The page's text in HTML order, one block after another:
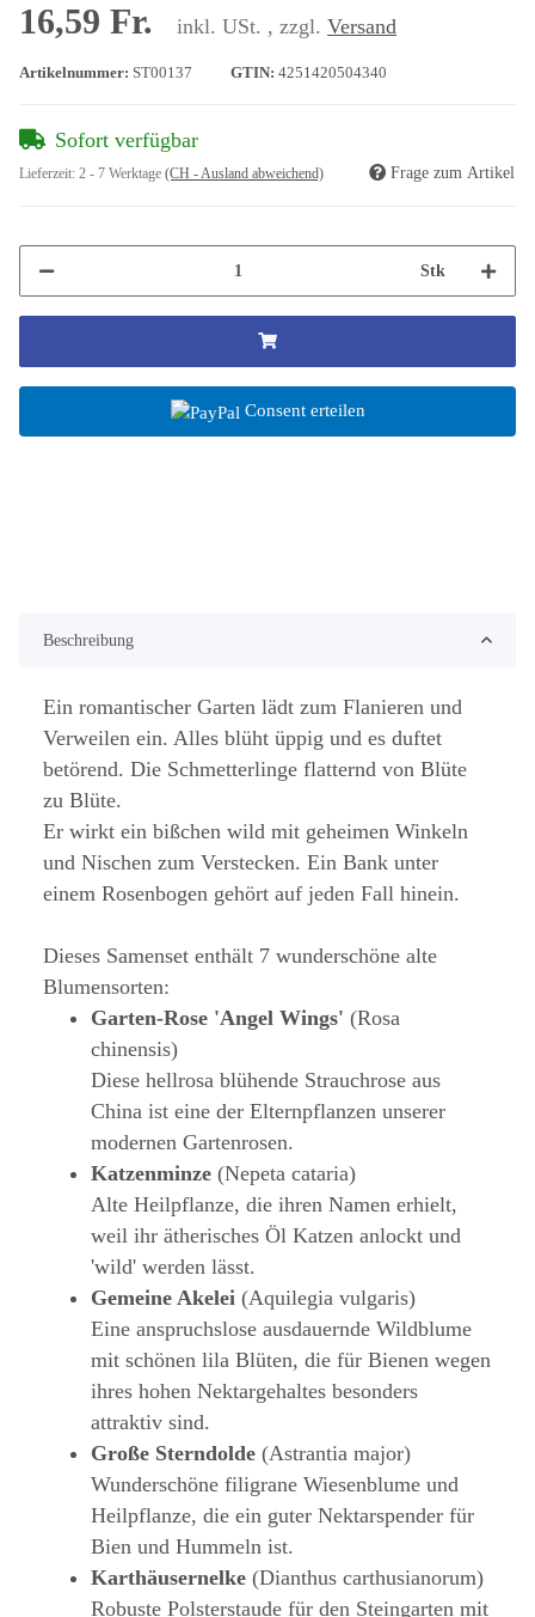
16,59 Fr. inkl. USt. , zzgl. Versand
Artikelnummer: ST00137 GTIN: 4251420504340
Sofort verfügbar
Lieferzeit: 2 - 7 Werktage (CH - Ausland abweichend) Frage zum Artikel
Stk
Consent erteilen
Beschreibung
Ein romantischer Garten lädt zum Flanieren und
Verweilen ein. Alles blüht üppig und es duftet
betörend. Die Schmetterlinge flatternd von Blüte
zu Blüte.
Er wirkt ein bißchen wild mit geheimen Winkeln
und Nischen zum Verstecken. Ein Bank unter
einem Rosenbogen gehört auf jeden Fall hinein.
Dieses Samenset enthält 7 wunderschöne alte
Blumensorten:
Garten-Rose 'Angel Wings' (Rosa
chinensis)
Diese hellrosa blühende Strauchrose aus
China ist eine der Elternpflanzen unserer
modernen Gartenrosen.
Katzenminze (Nepeta cataria)
Alte Heilpflanze, die ihren Namen erhielt,
weil ihr ätherisches Öl Katzen anlockt und
'wild' werden lässt.
Gemeine Akelei (Aquilegia vulgaris)
Eine anspruchslose ausdauernde Wildblume
mit schönen lila Blüten, die für Bienen wegen
ihres hohen Nektargehaltes besonders
attraktiv sind.
Große Sterndolde (Astrantia major)
Wunderschöne filigrane Wiesenblume und
Heilpflanze, die ein guter Nektarspender für
Bien und Hummeln ist.
Karthäusernelke (Dianthus carthusianorum)
Robuste Polsterstaude für den Steingarten mit